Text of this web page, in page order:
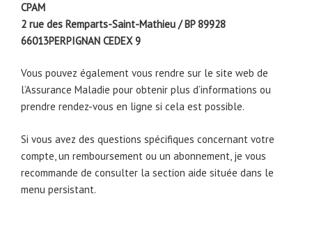
CPAM
2 rue des Remparts-Saint-Mathieu / BP 89928
66013PERPIGNAN CEDEX 9
Vous pouvez également vous rendre sur le site web de
l’Assurance Maladie pour obtenir plus d’informations ou
prendre rendez-vous en ligne si cela est possible.
Si vous avez des questions spécifiques concernant votre
compte, un remboursement ou un abonnement, je vous
recommande de consulter la section aide située dans le
menu persistant.